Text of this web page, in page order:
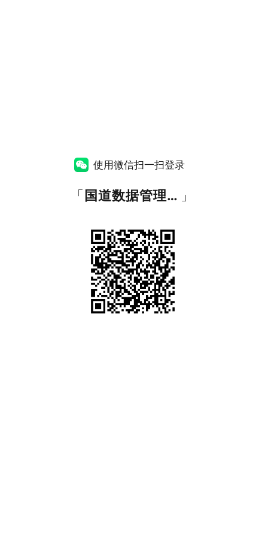
使用微信扫一扫登录
「 国道数据管理平台 」